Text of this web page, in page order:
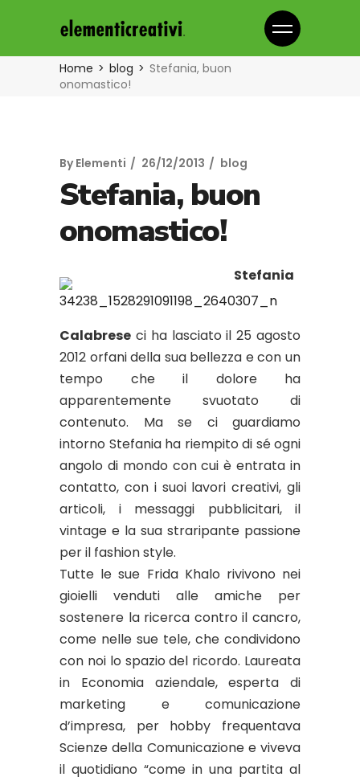
Home blog
Stefania, buon
onomastico!
By Elementi 26/12/2013 blog
Stefania, buon
onomastico!
Stefania
Calabrese ci ha lasciato il 25 agosto
2012 orfani della sua bellezza e con un
tempo che il dolore ha
apparentemente svuotato di
contenuto. Ma se ci guardiamo
intorno Stefania ha riempito di sé ogni
angolo di mondo con cui è entrata in
contatto, con i suoi lavori creativi, gli
articoli, i messaggi pubblicitari, il
vintage e la sua straripante passione
per il fashion style.
Tutte le sue Frida Khalo rivivono nei
gioielli venduti alle amiche per
sostenere la ricerca contro il cancro,
come nelle sue tele, che condividono
con noi lo spazio del ricordo. Laureata
in Economia aziendale, esperta di
marketing e comunicazione
d’impresa, per hobby frequentava
Scienze della Comunicazione e viveva
il quotidiano “come in una partita al